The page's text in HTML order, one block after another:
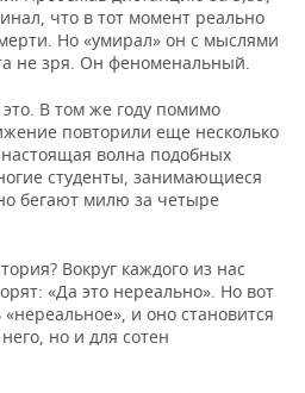
что в тот момент реально
Но «умирал» он с мыслями
не зря. Он феноменальный.
В том же году помимо
повторили еще несколько
волна подобных
студенты, занимающиеся
бегают милю за четыре
Вокруг каждого из нас
«Да это нереально». Но вот
и оно становится
но и для сотен